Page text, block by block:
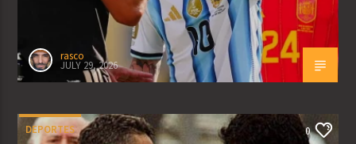
rasco
JULY 29, 2026
DEPORTES 0